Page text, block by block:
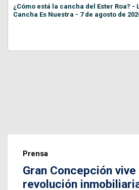
¿Cómo está la cancha del Ester Roa? -
Cancha Es Nuestra - 7 de agosto de
Prensa
Gran Concepción vive
revolución